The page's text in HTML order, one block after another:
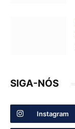
SIGA-NÓS
Instagram